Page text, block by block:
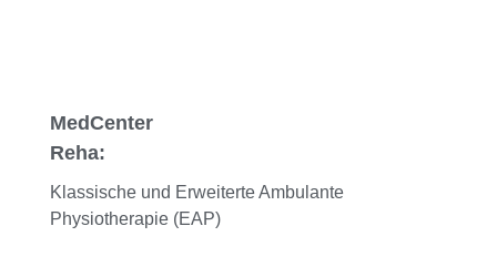
MedCenter
Reha:
Klassische und Erweiterte Ambulante
Physiotherapie (EAP)